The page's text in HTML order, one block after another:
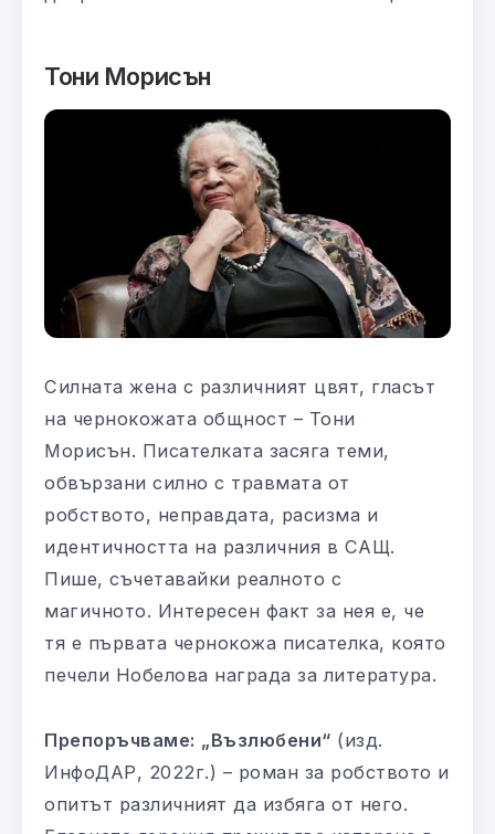
Тони Морисън
Силната жена с различният цвят, гласът
на чернокожата общност – Тони
Морисън. Писателката засяга теми,
обвързани силно с травмата от
робството, неправдата, расизма и
идентичността на различния в САЩ.
Пише, съчетавайки реалното с
магичното. Интересен факт за нея е, че
тя е първата чернокожа писателка, която
печели Нобелова награда за литература.
Препоръчваме: „Възлюбени“ (изд.
ИнфоДАР, 2022г.) – роман за робството и
опитът различният да избяга от него.